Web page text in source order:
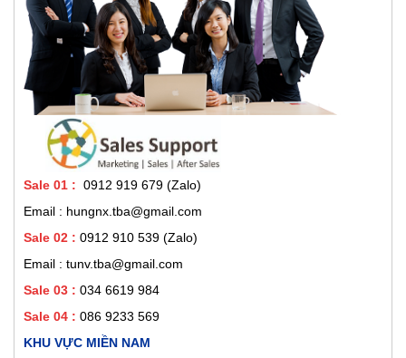
Sale 01 : 0912 919 679 (Zalo)
Email : hungnx.tba@gmail.com
Sale 02 : 0912 910 539 (Zalo)
Email : tunv.tba@gmail.com
Sale 03 : 034 6619 984
Sale 04 : 086 9233 569
KHU VỰC MIỀN NAM